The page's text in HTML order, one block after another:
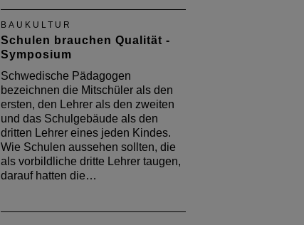
BAUKULTUR
Schulen brauchen Qualität -
Symposium
Schwedische Pädagogen
bezeichnen die Mitschüler als den
ersten, den Lehrer als den zweiten
und das Schulgebäude als den
dritten Lehrer eines jeden Kindes.
Wie Schulen aussehen sollten, die
als vorbildliche dritte Lehrer taugen,
darauf hatten die…